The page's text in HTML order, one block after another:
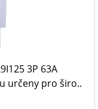
3P 63A
určeny pro širo..